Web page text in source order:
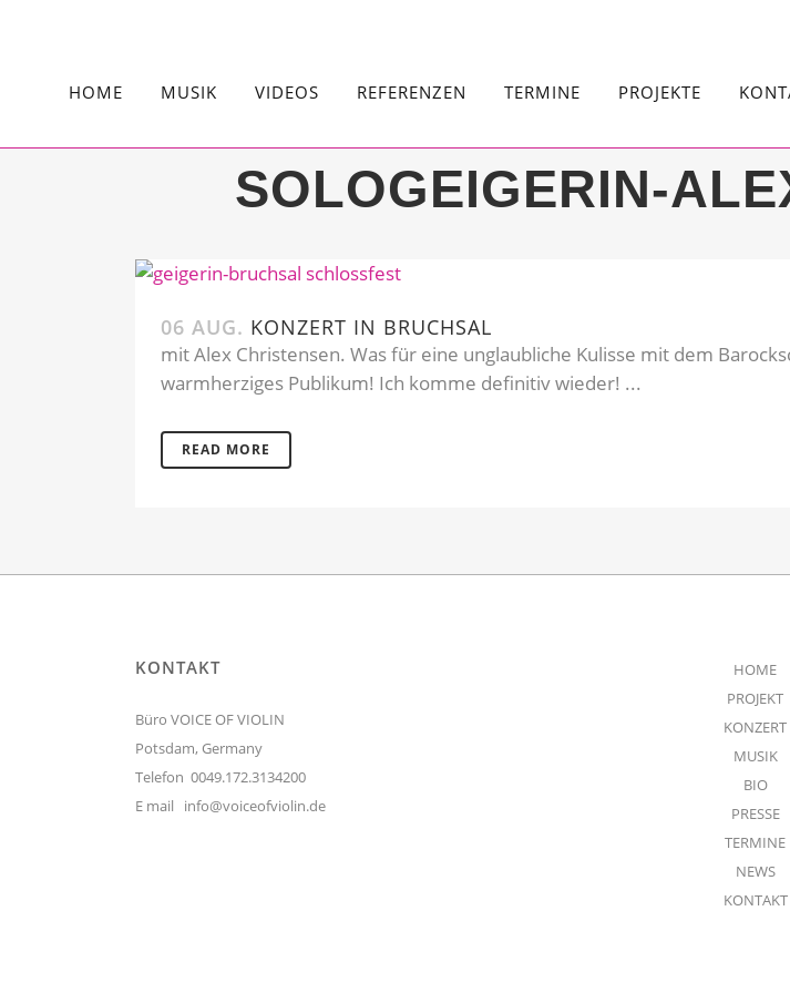
HOME MUSIK VIDEOS REFERENZEN TERMINE PROJEKTE
SOLOGEIGERIN-
06 AUG. KONZERT IN BRUCHSAL
mit Alex Christensen. Was für eine unglaubliche Kulisse mit dem
warmherziges Publikum! Ich komme definitiv wieder! ...
READ MORE
KONTAKT
Büro VOICE OF VIOLIN
Potsdam, Germany
Telefon 0049.172.3134200
E mail info@voiceofviolin.de
HOME
PROJEKT
KONZERT
MUSIK
BIO
PRESSE
TERMINE
NEWS
KONTAKT